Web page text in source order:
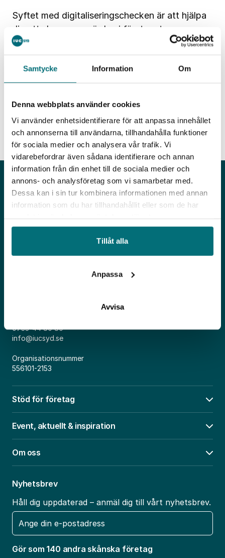
Samtycke Information Om
Denna webbplats använder cookies
Vi använder enhetsidentifierare för att anpassa innehållet
och annonserna till användarna, tillhandahålla funktioner
för sociala medier och analysera vår trafik. Vi
vidarebefordrar även sådana identifierare och annan
information från din enhet till de sociala medier och
annons- och analysföretag som vi samarbetar med.
Dessa kan i sin tur kombinera informationen med annan
information som du har tillhandahållit eller som de har
Tillåt alla
Anpassa
Avvisa
Syftet med digitaliseringschecken är att hjälpa
dig att skapa nya värden i företaget genom
användande av digital teknik. Det kan till
exempel handla om att ta fram en digital
strategi, identifiera nya affärsmodeller eller att
effektivisera digitala processer och system.
MER HÄRom checkarna, vem som kan söka
och hur man ansöker. Kontakt på IUC Syd:
Linda Håkansson,linda.hakansson@iucsyd.se
0733-44 80 80
info@iucsyd.se
Organisationsnummer
556101-2153
Stöd för företag
Event, aktuellt & inspiration
Om oss
Nyhetsbrev
Håll dig uppdaterad – anmäl dig till vårt nyhetsbrev.
E-
post
Gör som 140 andra skånska företag